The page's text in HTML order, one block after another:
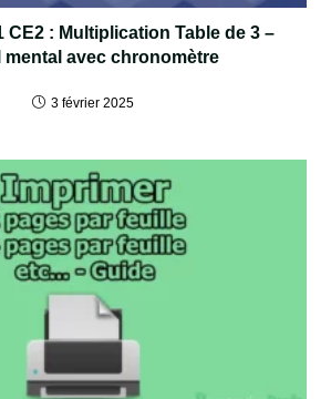
CE2 : Multiplication Table de 3 –
mental avec chronomètre
3 février 2025